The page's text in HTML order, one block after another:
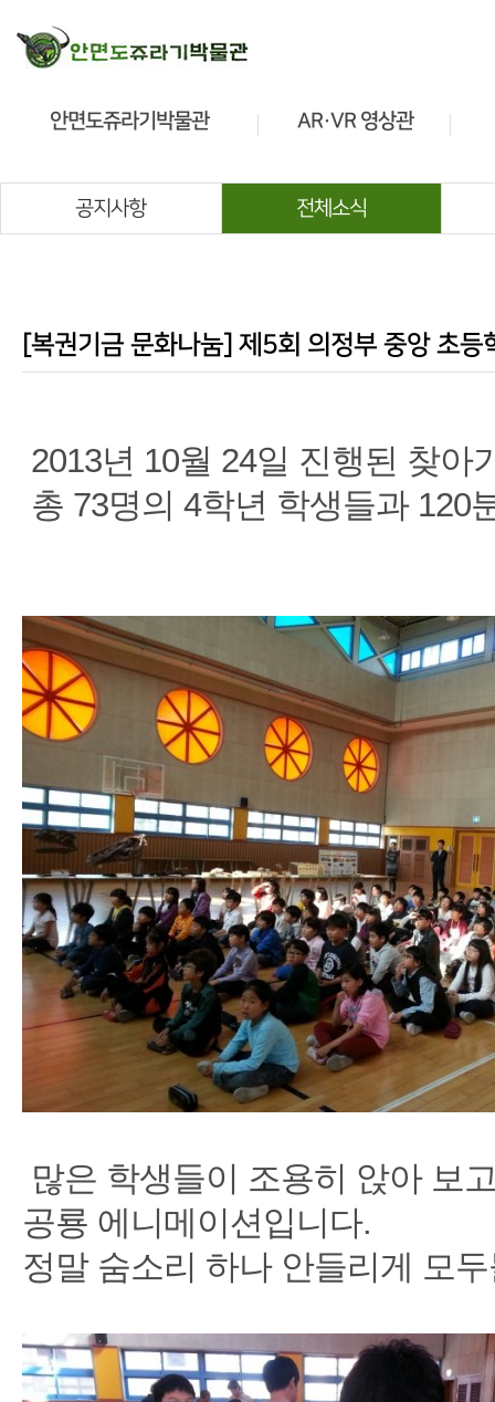
안면도쥬라기박물관 AR·VR 영상관
관람안내
교육프로그램
관람안내
공지사항 전체소식
[복권기금 문화나눔] 제5회 의정부 중앙 초
2013년 10월 24일 진행된 찾
총 73명의 4학년 학생들과 120
많은 학생들이 조용히 앉아 보
공룡 에니메이션입니다.
정말 숨소리 하나 안들리게 모